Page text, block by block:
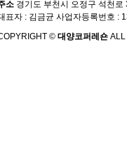
소 경기도 부천시 오정구 석천
표자 : 김금균 사업자등록번호 :
© 대양코퍼레숀 ALL